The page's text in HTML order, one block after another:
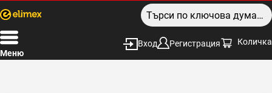
Меню
Вход Регистрация Количка